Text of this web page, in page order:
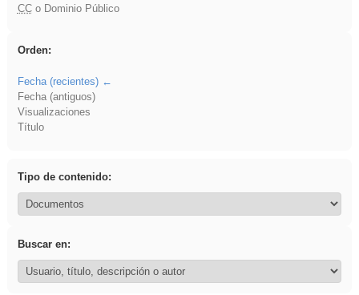
CCo Dominio Público
Orden:
Fecha (recientes)
Fecha (antiguos)
Visualizaciones
Título
Tipo de contenido:
Buscar en: